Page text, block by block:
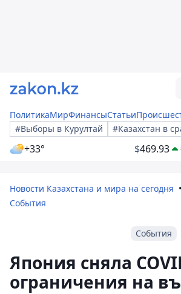
ПолитикаМирФинансыСтатьи
#Выборы в Курултай
#Казахстан в
+33° $469.93
Новости Казахстана и мира на сегодня
События
События
Япония сняла
ограничения на